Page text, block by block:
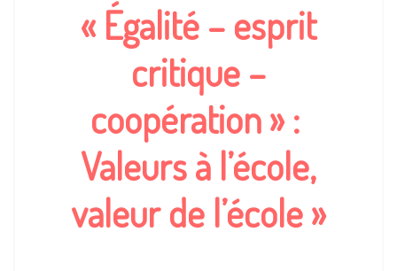
« Égalité – esprit
critique –
coopération » :
Valeurs à l’école,
valeur de l’école »